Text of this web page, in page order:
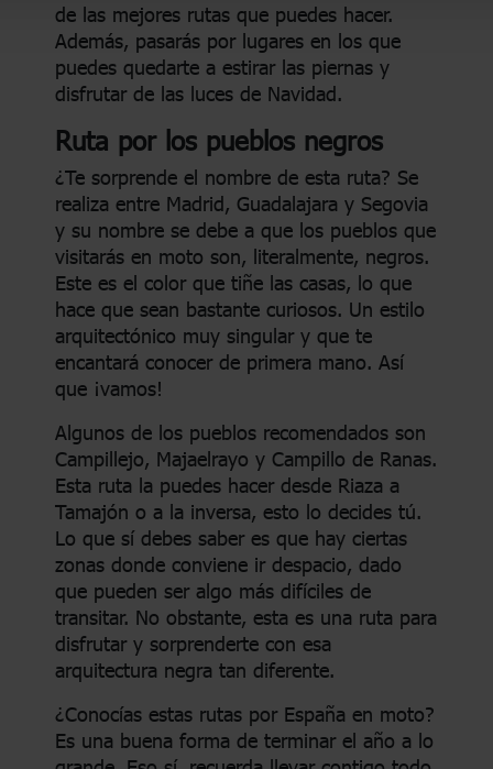
de las mejores rutas que puedes hacer.
Además, pasarás por lugares en los que
puedes quedarte a estirar las piernas y
disfrutar de las luces de Navidad.
Ruta por los pueblos negros
¿Te sorprende el nombre de esta ruta? Se
realiza entre Madrid, Guadalajara y Segovia
y su nombre se debe a que los pueblos que
visitarás en moto son, literalmente, negros.
Este es el color que tiñe las casas, lo que
hace que sean bastante curiosos. Un estilo
arquitectónico muy singular y que te
encantará conocer de primera mano. Así
que ¡vamos!
Algunos de los pueblos recomendados son
Campillejo, Majaelrayo y Campillo de Ranas.
Esta ruta la puedes hacer desde Riaza a
Tamajón o a la inversa, esto lo decides tú.
Lo que sí debes saber es que hay ciertas
zonas donde conviene ir despacio, dado
que pueden ser algo más difíciles de
transitar. No obstante, esta es una ruta para
disfrutar y sorprenderte con esa
arquitectura negra tan diferente.
¿Conocías estas rutas por España en moto?
Es una buena forma de terminar el año a lo